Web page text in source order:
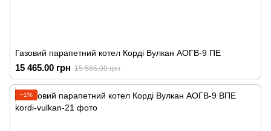
Газовий парапетний котел Корді Вулкан АОГВ-9 ПЕ
15 465.00 грн 15 565.00 грн
−1%